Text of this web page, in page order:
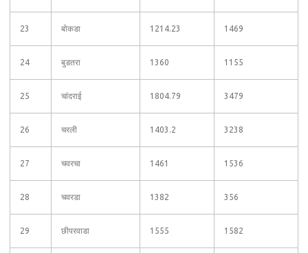
23 बोकडा 1214.23 1469
24 बुडतरा 1360 1155
25 चांदराई 1804.79 3479
26 चरली 1403.2 3238
27 चवरचा 1461 1536
28 चवरडा 1382 356
29 छीपरवाडा 1555 1582